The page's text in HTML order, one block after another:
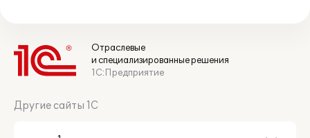
Отраслевые
и специализированные решения
1С:Предприятие
Другие сайты 1С